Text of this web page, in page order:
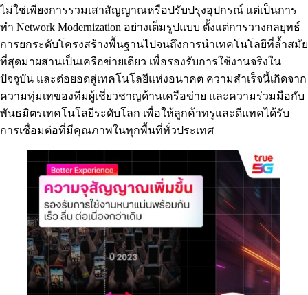
ไม่ใช่เพียงการรวมเสาสัญญาณหรือปรับปรุงอุปกรณ์ แต่เป็นการ
ทำ Network Modernization อย่างเต็มรูปแบบ ตั้งแต่การวางกลยุทธ์
การยกระดับโครงสร้างพื้นฐานไปจนถึงการนำเทคโนโลยีที่ล้ำสมัย
ที่สุดมาผสานเป็นเครือข่ายเดียว เพื่อรองรับการใช้งานจริงใน
ปัจจุบัน และต่อยอดสู่เทคโนโลยีแห่งอนาคต ความสำเร็จนี้เกิดจาก
ความทุ่มเทของทีมผู้เชี่ยวชาญด้านเครือข่าย และความร่วมมือกับ
พันธมิตรเทคโนโลยีระดับโลก เพื่อให้ลูกค้าทรูและดีแทคได้รับ
การเชื่อมต่อที่มีคุณภาพในทุกพื้นที่ทั่วประเทศ